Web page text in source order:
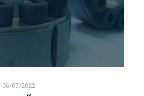
06/07/2022